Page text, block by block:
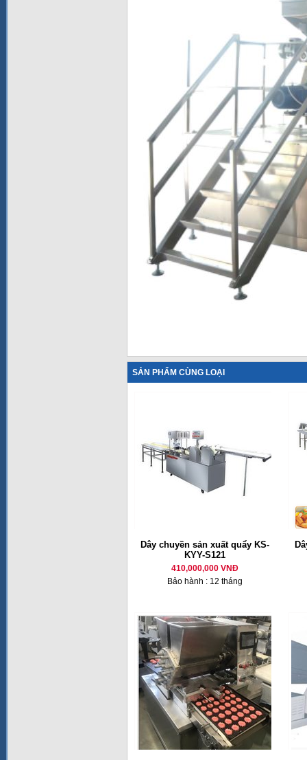
SẢN PHẨM CÙNG LOẠI
Dây chuyền sản xuất quẩy KS-
KYY-S121
410,000,000 VNĐ
Bảo hành : 12 tháng